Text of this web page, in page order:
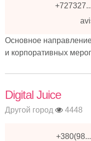
+727327...
Основное
и корпоративных
Digital Juice
Другой город 4448
+380(98...